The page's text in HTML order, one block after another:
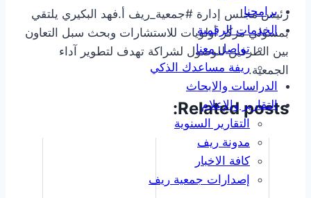
برامجنا
الخدمات الرقمية
تواصل معنا
ريفة مساعدك الذكي
الدراسات والابحاث
التقارير والإعلام
التقارير السنوية
مدونة ريف
كافة الاخبار
إصدارات جمعية ريف
رئيس مجلس إدارة #جمعية_ريف أ.فهد البكيري يلتقي
بمسؤلي مركز أولويات للاستشارات وبحث سبل التعاون
بين الطرفين للوصول لشراكة تهدف لتطوير آداء
الجمعية.
Related posts: